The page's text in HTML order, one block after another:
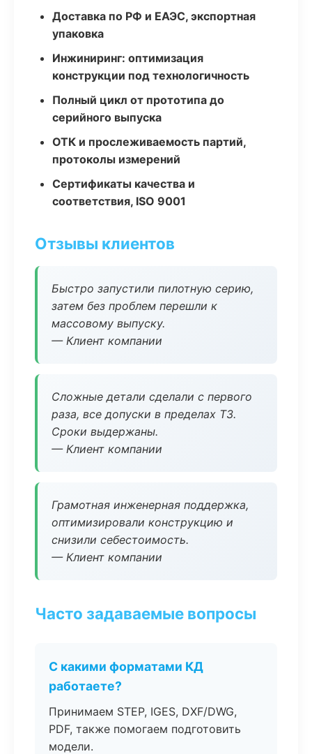
Доставка по РФ и ЕАЭС, экспортная
упаковка
Инжиниринг: оптимизация
конструкции под технологичность
Полный цикл от прототипа до
серийного выпуска
ОТК и прослеживаемость партий,
протоколы измерений
Сертификаты качества и
соответствия, ISO 9001
Отзывы клиентов
Быстро запустили пилотную серию,
затем без проблем перешли к
массовому выпуску.
— Клиент компании
Сложные детали сделали с первого
раза, все допуски в пределах ТЗ.
Сроки выдержаны.
— Клиент компании
Грамотная инженерная поддержка,
оптимизировали конструкцию и
снизили себестоимость.
— Клиент компании
Часто задаваемые вопросы
С какими форматами КД
работаете?
Принимаем STEP, IGES, DXF/DWG,
PDF, также помогаем подготовить
модели.